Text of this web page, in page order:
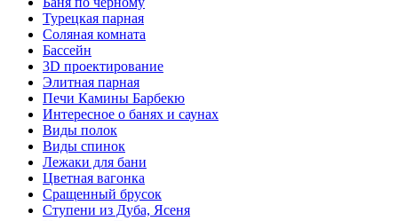
Турецкая парная
Соляная комната
Бассейн
3D проектирование
Элитная парная
Печи Камины Барбекю
Интересное о банях и саунах
Виды полок
Виды спинок
Лежаки для бани
Цветная вагонка
Сращенный брусок
Ступени из Дуба, Ясеня